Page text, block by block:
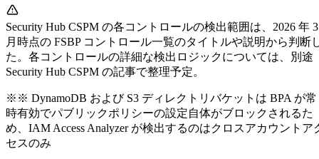
Security Hub CSPM の各コントロールの検出範囲は、2026 年 3
月時点の FSBP コントロール一覧のタイトルや説明から判断
た。各コントロールの詳細な検出ロジックについては、別途
Security Hub CSPM の記事で整理予定。
※※ DynamoDB および S3 ディレクトリバケットは BPA が常
時有効でパブリックポリシーの設定自体がブロックされるた
め、IAM Access Analyzer が検出するのはクロスアカウントア
セスのみ